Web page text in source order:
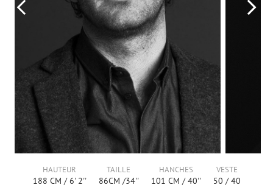
HAUTEUR
188 CM /6' 2''
TAILLE
86CM /34''
HANCHES
101 CM /40''
VESTE
50 /40